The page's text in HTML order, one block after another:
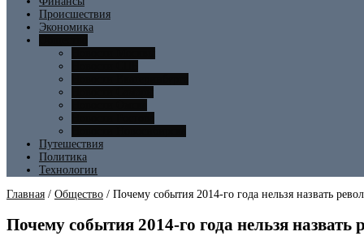
Происшествия
Экономика
Путешествия
Политика
Технологии
Главная / Общество / Почему события 2014-го года нельзя назвать
Почему события 2014-го года нельзя назвать